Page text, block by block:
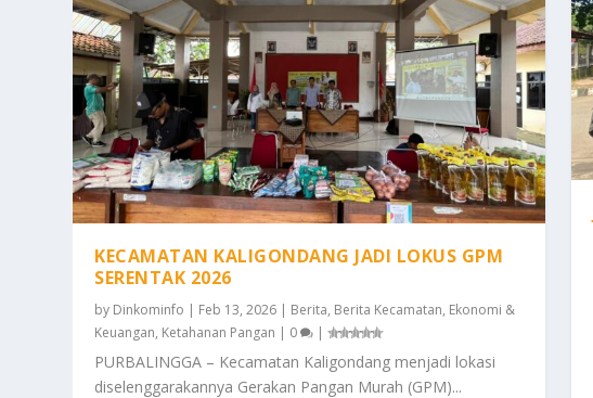
KECAMATAN KALIGONDANG JADI LOKUS GPM
SERENTAK 2026
by Dinkominfo | Feb 13, 2026 | Berita, Berita Kecamatan, Ekonomi &
Keuangan, Ketahanan Pangan | 0 |
PURBALINGGA – Kecamatan Kaligondang menjadi lokasi
diselenggarakannya Gerakan Pangan Murah (GPM)...